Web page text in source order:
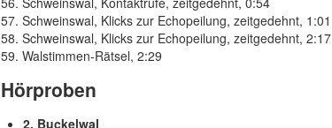
57. Schweinswal, Klicks zur Echopeilung, zeitgedehnt, 1:01
58. Schweinswal, Klicks zur Echopeilung, zeitgedehnt, 2:17
59. Walstimmen-Rätsel, 2:29
Hörproben
2. Buckelwal